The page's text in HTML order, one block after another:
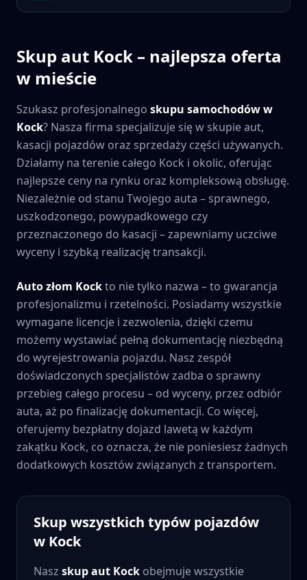
Skup aut Kock – najlepsza oferta
w mieście
Szukasz profesjonalnego skupu samochodów w
Kock? Nasza firma specjalizuje się w skupie aut,
kasacji pojazdów oraz sprzedaży części używanych.
Działamy na terenie całego Kock i okolic, oferując
najlepsze ceny na rynku oraz kompleksową obsługę.
Niezależnie od stanu Twojego auta – sprawnego,
uszkodzonego, powypadkowego czy
przeznaczonego do kasacji – zapewniamy uczciwe
wyceny i szybką realizację transakcji.
Auto złom Kockto nie tylko nazwa – to gwarancja
profesjonalizmu i rzetelności. Posiadamy wszystkie
wymagane licencje i zezwolenia, dzięki czemu
możemy wystawiać pełną dokumentację niezbędną
do wyrejestrowania pojazdu. Nasz zespół
doświadczonych specjalistów zadba o sprawny
przebieg całego procesu – od wyceny, przez odbiór
auta, aż po finalizację dokumentacji. Co więcej,
oferujemy bezpłatny dojazd lawetą w każdym
zakątku Kock, co oznacza, że nie poniesiesz żadnych
dodatkowych kosztów związanych z transportem.
Skup wszystkich typów pojazdów
w Kock
Nasz skup aut Kock obejmuje wszystkie